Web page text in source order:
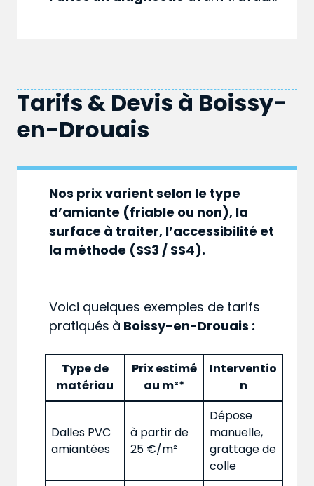
Tarifs & Devis à Boissy-
en-Drouais
Nos prix varient selon le type
d’amiante (friable ou non), la
surface à traiter, l’accessibilité et
la méthode (SS3 / SS4).
Voici quelques exemples de tarifs
pratiqués à Boissy-en-Drouais :
Type de
matériau
Prix estimé
au m²*
Interventio
n
Dalles PVC
amiantées
à partir de
25 €/m²
Dépose
manuelle,
grattage de
colle